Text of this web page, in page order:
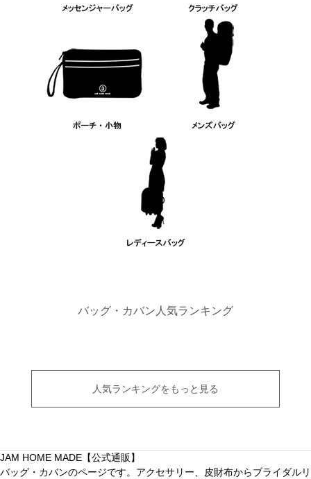
バッグ・カバン人気ランキング
人気ランキングをもっと見る
JAM HOME MADE【公式通販】
バッグ・カバンのページです。アクセサリー、皮財布からブライダルリ